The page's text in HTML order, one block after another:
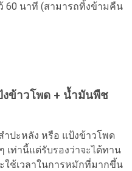
60 นาที (สามารถทิ้งข้ามคืน
ข้าวโพด + น้ำมันพืช
ปะหลัง หรือ แป้งข้าวโพด
เท่านี้แต่รับรองว่าจะได้ทาน
ใช้เวลาในการหมักที่มากขึ้น